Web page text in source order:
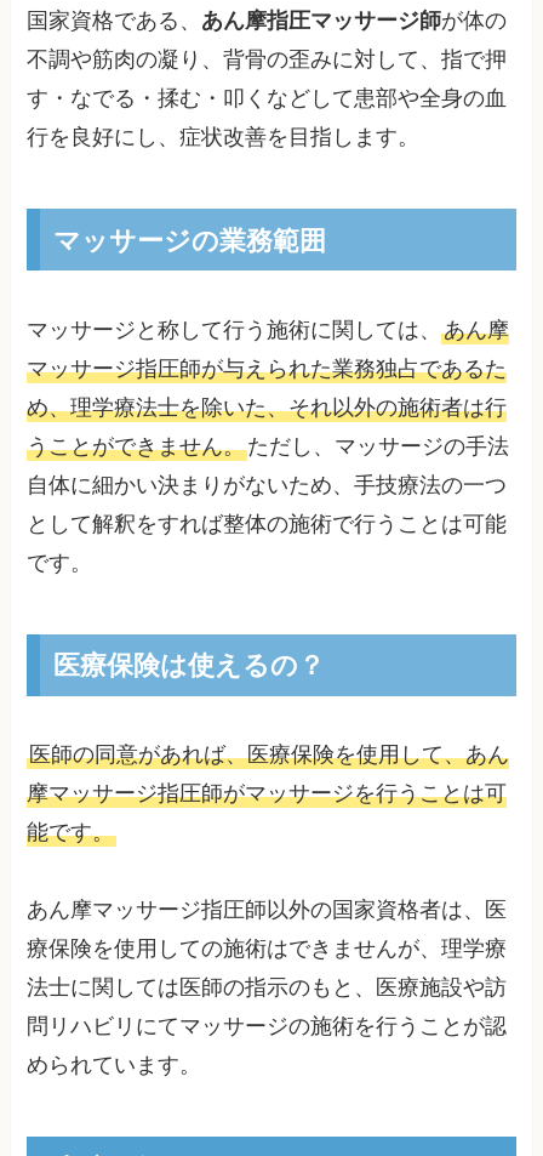
国家資格である、 あん摩指圧マッサージ師が体の
不調や筋肉の凝り、背骨の歪みに対して、指で押
す・なでる・揉む・叩くなどして患部や全身の血
行を良好にし、症状改善を目指します。
マッサージの業務範囲
マッサージと称して行う施術に関しては、あん摩
マッサージ指圧師が与えられた業務独占であるた
め、理学療法士を除いた、それ以外の施術者は行
うことができません。ただし、マッサージの手法
自体に細かい決まりがないため、手技療法の一つ
として解釈をすれば整体の施術で行うことは可能
です。
医療保険は使えるの？
医師の同意があれば、医療保険を使用して、あん
摩マッサージ指圧師がマッサージを行うことは可
能です。
あん摩マッサージ指圧師以外の国家資格者は、医
療保険を使用しての施術はできませんが、理学療
法士に関しては医師の指示のもと、医療施設や訪
問リハビリにてマッサージの施術を行うことが認
められています。